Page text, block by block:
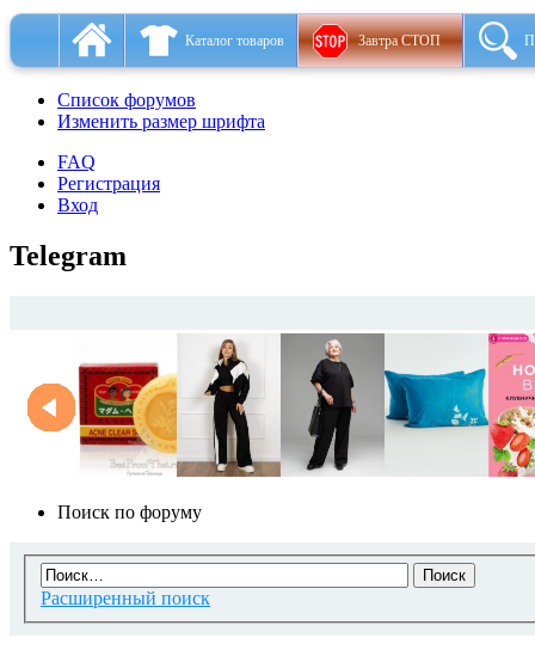
Каталог товаров Завтра СТОП
Список форумов
Изменить размер шрифта
FAQ
Регистрация
Вход
Telegram
Поиск по форуму
Расширенный поиск